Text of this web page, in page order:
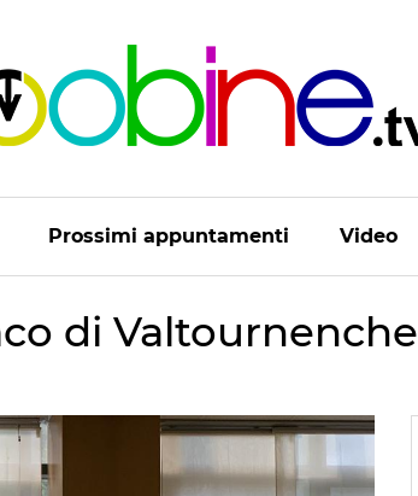
Prossimi appuntamenti Video
di Valtournenche